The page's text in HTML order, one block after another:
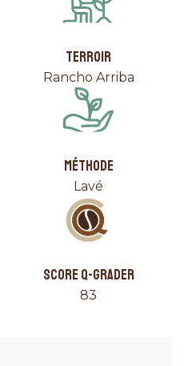
TERROIR
Rancho Arriba
MÉTHODE
Lavé
SCORE Q-GRADER
83